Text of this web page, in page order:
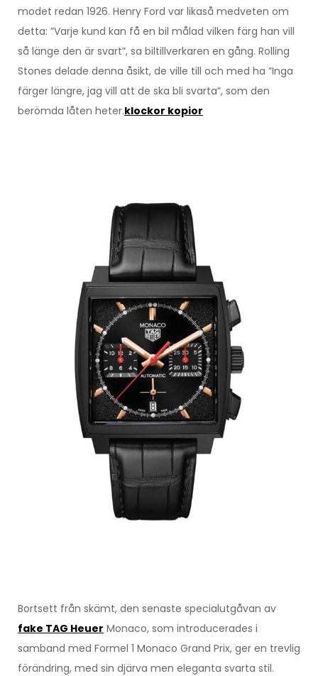
modet redan 1926. Henry Ford var likaså medveten om
detta: ”Varje kund kan få en bil målad vilken färg han vill
så länge den är svart”, sa biltillverkaren en gång. Rolling
Stones delade denna åsikt, de ville till och med ha ”Inga
färger längre, jag vill att de ska bli svarta”, som den
berömda låten heter.klockor kopior
Bortsett från skämt, den senaste specialutgåvan av
fake TAG Heuer Monaco, som introducerades i
samband med Formel 1 Monaco Grand Prix, ger en trevlig
förändring, med sin djärva men eleganta svarta stil.